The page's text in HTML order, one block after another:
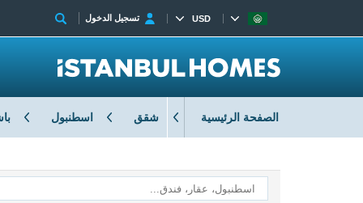
الصفحة الرئيسية شقق اسطنبول
USD تسجيل الدخول